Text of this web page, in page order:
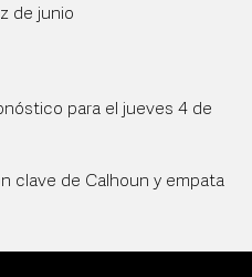
de junio
para el jueves 4 de
clave de Calhoun y empata